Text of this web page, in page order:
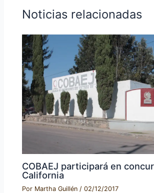
Noticias relacionadas
COBAEJ participará en
California
Por Martha Guillén/02/12/2017